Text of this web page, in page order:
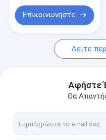
Συγκολλητική ταινία
Ταινία μόνωσης
Ανθεκτική στη
Κολλητική ταινία
Κολλητική ταινία
Επικοινωνήστε
Δείτε
Αφήστε
Θα